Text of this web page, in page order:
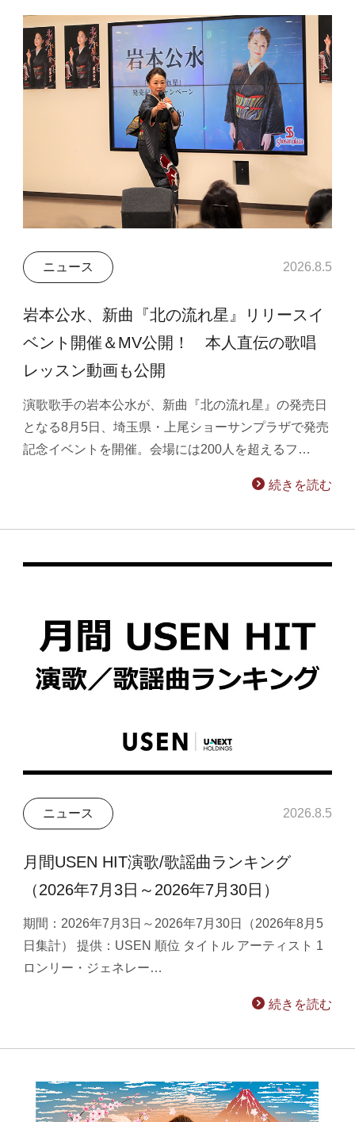
ニュース 2026.8.5
岩本公水、新曲『北の流れ星』リリースイ
ベント開催＆MV公開！ 本人直伝の歌唱
レッスン動画も公開
演歌歌手の岩本公水が、新曲『北の流れ星』の発売日
となる8月5日、埼玉県・上尾ショーサンプラザで発売
記念イベントを開催。会場には200人を超えるフ…
続きを読む
ニュース 2026.8.5
月間USEN HIT演歌/歌謡曲ランキング
（2026年7月3日～2026年7月30日）
期間：2026年7月3日～2026年7月30日（2026年8月5
日集計） 提供：USEN 順位 タイトル アーティスト 1
ロンリー・ジェネレー…
続きを読む